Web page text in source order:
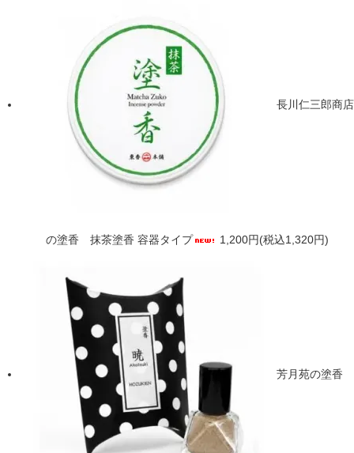
長川仁三郎商店
の塗香 抹茶塗香 容器タイプ 1,200円(税込1,320円)
芳月苑の塗香